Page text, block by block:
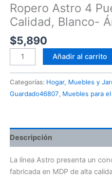
Ropero Astro 4
Calidad, Blanco-
$5,890
Añadir al carrito
Categorías: Hogar, Muebles y
Guardado46807, Muebles para
Descripción
La línea Astro presenta un
fabricada en MDP de alta